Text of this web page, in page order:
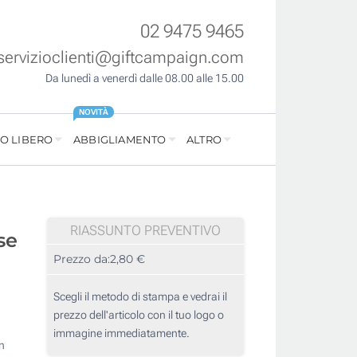
02 9475 9465
Da lunedì a venerdì dalle 08.00 alle 15.00
LIBERO ABBIGLIAMENTO
NOVITÀ
ALTRO
RIASSUNTO PREVENTIVO
Prezzo da:2,80 €
Scegli il metodo di stampa e vedrai il
prezzo dell'articolo con il tuo logo o
immagine immediatamente.